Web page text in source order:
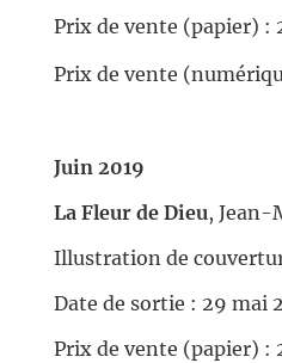
Prix de vente (papier) :
Prix de vente
Juin 2019
La Fleur de Dieu, Jean-
Illustration de
Date de sortie : 29 mai
Prix de vente (papier) :